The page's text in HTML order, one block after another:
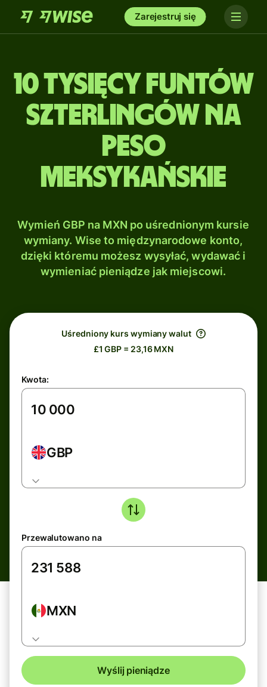
Zarejestruj się
10 tysięcy Funtów
szterlingów na
Peso
meksykańskie
Wymień GBP na MXN po uśrednionym kursie
wymiany. Wise to międzynarodowe konto,
dzięki któremu możesz wysyłać, wydawać i
wymieniać pieniądze jak miejscowi.
Uśredniony kurs wymiany walut
£1 GBP = 23,16 MXN
Kwota:
GBP
Przewalutowano na
MXN
Wyślij pieniądze